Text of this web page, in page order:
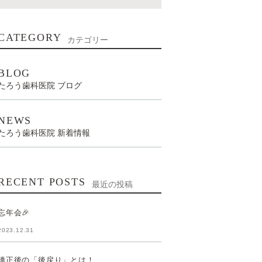
カテゴリー
ろう歯科医院 ブログ
ろう歯科医院 新着情報
POSTS 最近の投稿
年会🎉
正後の「後戻り」とは！